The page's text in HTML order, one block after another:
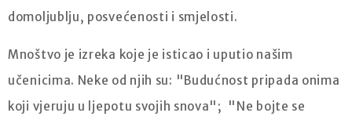
domoljublju, posvećenosti i smjelosti.
Mnoštvo je izreka koje je isticao i uputio našim
učenicima. Neke od njih su: "Budućnost pripada onima
koji vjeruju u ljepotu svojih snova"; "Ne bojte se